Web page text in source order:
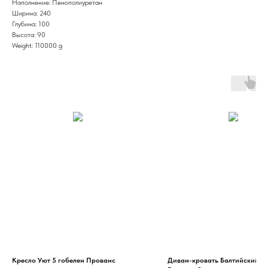
Наполнение: Пенополиуретан
Ширина: 240
Глубина: 100
Высота: 90
Weight: 110000 g
Кресло Уют 5 гобелен Прованс
Диван-кровать Балтийский в